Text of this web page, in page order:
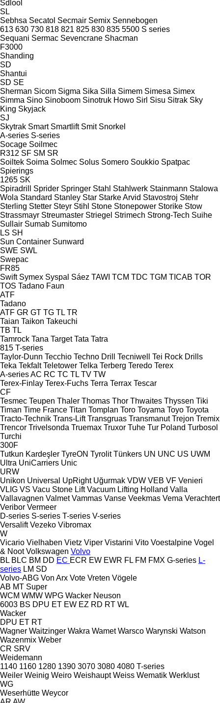
Sdlool
SL
Sebhsa Secatol Secmair Semix Sennebogen
613 630 730 818 821 825 830 835 5500 S series
Sequani Sermac Sevencrane Shacman
F3000
Shanding
SD
Shantui
SD SE
Sherman Sicom Sigma Sika Silla Simem Simesa Simex
Simma Sino Sinoboom Sinotruk Howo Sirl Sisu Sitrak Sky
King Skyjack
SJ
Skytrak Smart Smartlift Smit Snorkel
A-series S-series
Socage Soilmec
R312 SF SM SR
Soiltek Soima Solmec Solus Somero Soukkio Spatpac
Spierings
1265 SK
Spiradrill
Sprider Springer Stahl Stahlwerk Stainmann Stalowa
Wola Standard Stanley Star Starke Arvid Stavostroj Stehr
Sterling Stetter Steyr Stihl Stone Stonepower Storike Stow
Strassmayr Streumaster Striegel Strimech Strong-Tech Suihe
Sullair Sumab Sumitomo
LS SH
Sun Container Sunward
SWE SWL
Swepac
FR85
Swift Symex Syspal Sáez TAWI TCM TDC TGM TICAB TOR
TOS Tadano Faun
ATF
Tadano
ATF GR GT TG TL TR
Taian Taikon Takeuchi
TB TL
Tamrock Tana Target Tata Tatra
815 T-series
Taylor-Dunn Tecchio Techno Drill Tecniwell
Tei Rock Drills
Teka Tekfalt Teletower Telka Terberg Teredo Terex
A-seriesAC RC TC TL TV TW
Terex-Finlay Terex-Fuchs Terra Terrax Tescar
CF
Tesmec Teupen Thaler Thomas Thor Thwaites Thyssen Tiki
Timan Time France Titan Tomplan Toro Toyama Toyo Toyota
Tracto-Technik Trans-Lift Transgruas Transmanut Trejon Tremix
Trencor Trivelsonda Truemax Truxor Tuhe Tur Poland Turbosol
Turchi
300F
Tutkun Kardeşler TyreON Tyrolit Tünkers UN UNC US UWM
Ultra UniCarriers Unic
URW
Unikon Universal UpRight Uğurmak VDW VEB VF Venieri
VLIG VS Vacu Stone Lift Vacuum Lifting Holland Valla
Vallavagnen Valmet Vammas Vanse Veekmas Vema Verachtert
Veribor Vermeer
D-series S-series T-series V-series
Versalift Vezeko Vibromax
W
Vicario Vielhaben Vietz Viper Vistarini Vito Voestalpine Vogel
& Noot Volkswagen Volvo
BL BLC BM DD EC ECR EW EWR FL FM FMX G-series L-
series LM SD
Volvo-ABG Von Arx Vote Vreten Vögele
AB MT Super
WCM WMW WPG Wacker Neuson
6003 BS DPU ET EW EZ RD RT WL
Wacker
DPU ET RT
Wagner Waitzinger Wakra Wamet Warsco Warynski Watson
Wazenmix Weber
CR SRV
Weidemann
1140 1160 1280 1390 3070 3080 4080 T-series
Weiler Weinig Weiro Weishaupt Weiss Wematik Werklust
WG
Weserhütte Weycor